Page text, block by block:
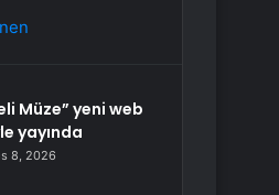
Müze” yeni web
yayında
8, 2026